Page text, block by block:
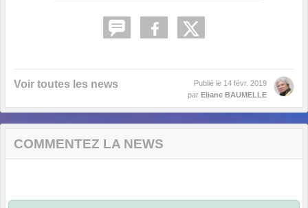
Voir toutes les news Publié le 14 févr. 2019
par Eliane BAUMELLE
COMMENTEZ LA NEWS